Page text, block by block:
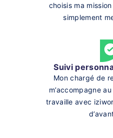
choisis ma
simplement
Suivi
Mon chargé de
m’accompagne
travaille avec